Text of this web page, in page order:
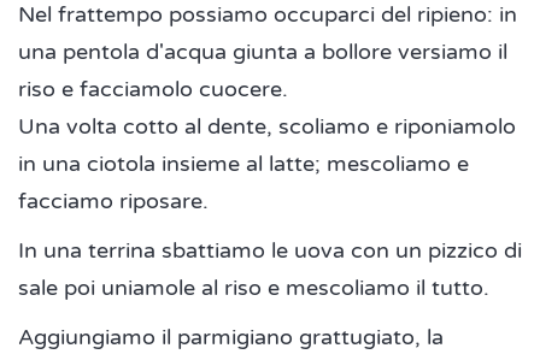
Nel frattempo possiamo occuparci del ripieno: in
una pentola d'acqua giunta a bollore versiamo il
riso e facciamolo cuocere.
Una volta cotto al dente, scoliamo e riponiamolo
in una ciotola insieme al latte; mescoliamo e
facciamo riposare.
In una terrina sbattiamo le uova con un pizzico di
sale poi uniamole al riso e mescoliamo il tutto.
Aggiungiamo il parmigiano grattugiato, la